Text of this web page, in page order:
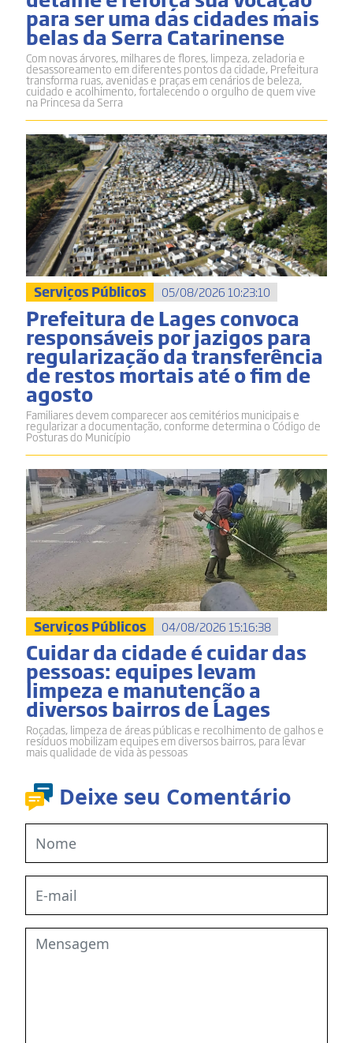
Deixe seu Comentário
para ser uma das cidades mais
belas da Serra Catarinense
Com novas árvores, milhares de flores, limpeza, zeladoria e
desassoreamento em diferentes pontos da cidade, Prefeitura
transforma ruas, avenidas e praças em cenários de beleza,
cuidado e acolhimento, fortalecendo o orgulho de quem vive
na Princesa da Serra
Serviços Públicos 05/08/2026 10:23:10
Prefeitura de Lages convoca
responsáveis por jazigos para
regularização da transferência
de restos mortais até o fim de
agosto
Familiares devem comparecer aos cemitérios municipais e
regularizar a documentação, conforme determina o Código de
Posturas do Município
Serviços Públicos 04/08/2026 15:16:38
Cuidar da cidade é cuidar das
pessoas: equipes levam
limpeza e manutenção a
diversos bairros de Lages
Roçadas, limpeza de áreas públicas e recolhimento de galhos e
resíduos mobilizam equipes em diversos bairros, para levar
mais qualidade de vida às pessoas